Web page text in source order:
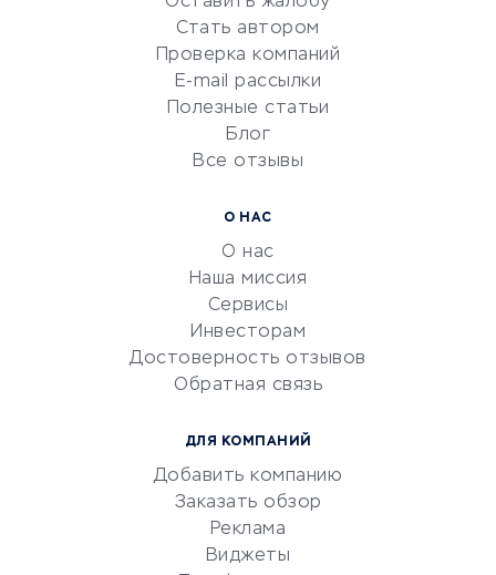
Красота и здоровье
Сервисы по поиску работы
Сетевой маркетинг
УСЛУГИ ДЛЯ БИЗНЕСА
документооборот
Юридические компании
Бухгалтерия онлайн
Стать автором
Проверка компаний
E-mail рассылки
Полезные статьи
Блог
Все отзывы
О НАС
О нас
Наша миссия
Сервисы
Инвесторам
Достоверность отзывов
Обратная связь
ДЛЯ КОМПАНИЙ
Добавить компанию
Заказать обзор
Реклама
Виджеты